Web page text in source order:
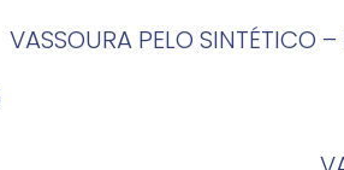
VASSOURA PELO SINTÉTICO